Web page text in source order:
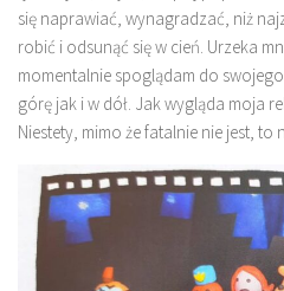
się naprawiać, wynagradzać, niż
robić i odsunąć się w cień. Urzeka
momentalnie spoglądam do
górę jak i w dół. Jak wygląda moja
Niestety, mimo że fatalnie nie jest,